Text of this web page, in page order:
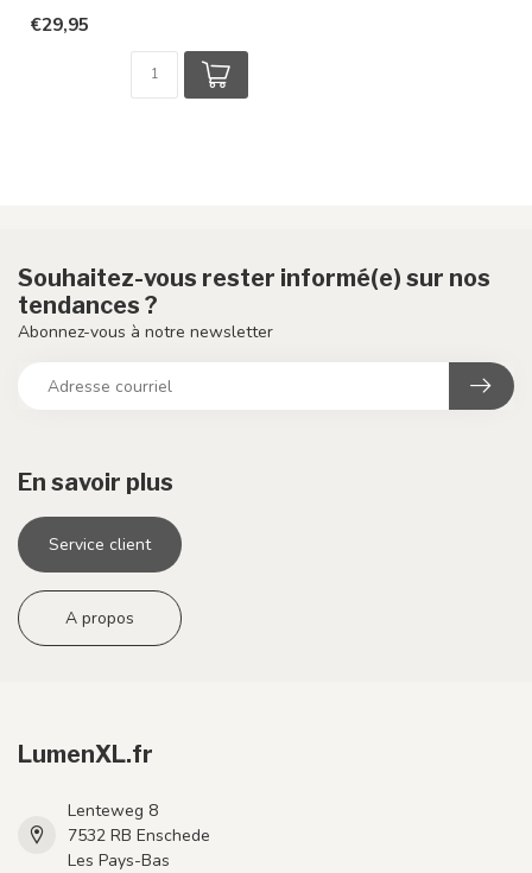
€29,95
En savoir plus
Service client
A propos
Souhaitez-vous rester informé(e) sur nos
tendances ?
Abonnez-vous à notre newsletter
LumenXL.fr
Lenteweg 8
7532 RB Enschede
Les Pays-Bas